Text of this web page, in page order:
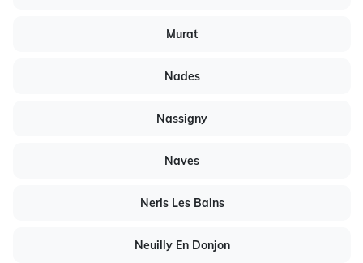
Murat
Nades
Nassigny
Naves
Neris Les Bains
Neuilly En Donjon